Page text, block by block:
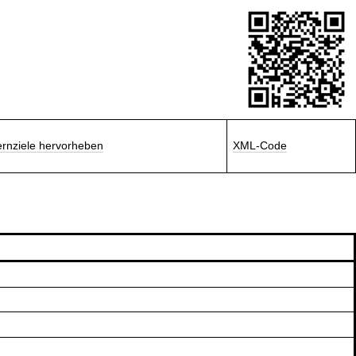
hervorheben XML-Code